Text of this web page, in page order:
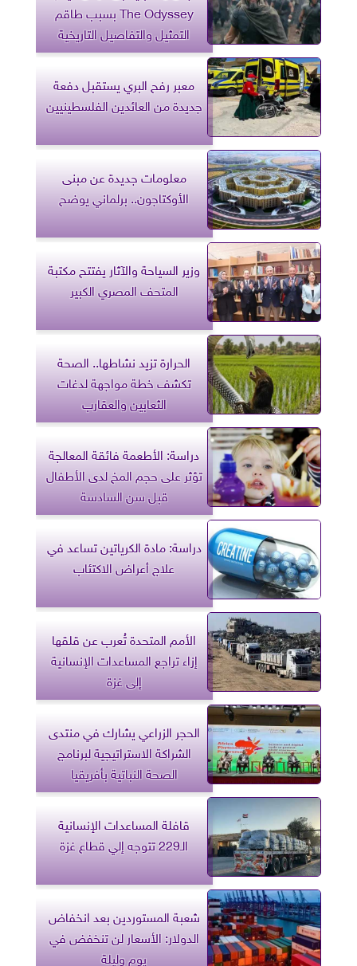
The Odyssey بسبب طاقم
التمثيل والتفاصيل التاريخية
معبر رفح البري يستقبل دفعة
جديدة من العائدين الفلسطينيين
معلومات جديدة عن مبنى
الأوكتاجون.. برلماني يوضح
وزير السياحة والآثار يفتتح مكتبة
المتحف المصري الكبير
الحرارة تزيد نشاطها.. الصحة
تكشف خطة مواجهة لدغات
الثعابين والعقارب
دراسة: الأطعمة فائقة المعالجة
تؤثر على حجم المخ لدى الأطفال
قبل سن السادسة
دراسة: مادة الكرياتين تساعد في
علاج أعراض الاكتئاب
الأمم المتحدة تُعرب عن قلقها
إزاء تراجع المساعدات الإنسانية
إلى غزة
الحجر الزراعي يشارك في منتدى
الشراكة الاستراتيجية لبرنامج
الصحة النباتية بأفريقيا
قافلة المساعدات الإنسانية
الـ229 تتوجه إلي قطاع غزة
شعبة المستوردين بعد انخفاض
الدولار: الأسعار لن تنخفض في
يوم وليلة